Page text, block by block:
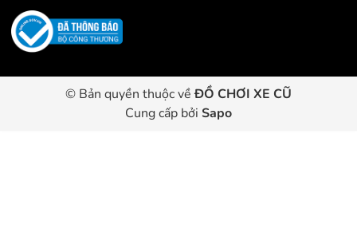
© Bản quyền thuộc vềĐỒ CHƠI XE CŨ
Cung cấp bởi Sapo